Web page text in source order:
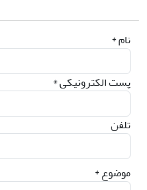
نام *
پست الکترونیکی *
تلفن
موضوع *